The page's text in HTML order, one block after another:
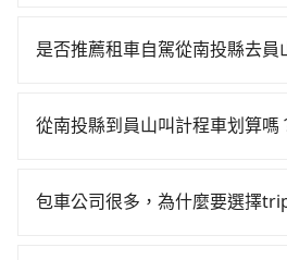
叫計程車前往高鐵站！從最早
元、車程約70分鐘。抵達高鐵站
價750元，再用10分鐘出站、等
是否推薦租車自駕從南投縣去員
在車上休息，那在南投縣魚池鄉
座如Hyundai Starex或
從南投縣到員山叫計程車划算嗎
灣大車隊和Yoxi，如果在路邊攔
包車公司很多，為什麼要選擇